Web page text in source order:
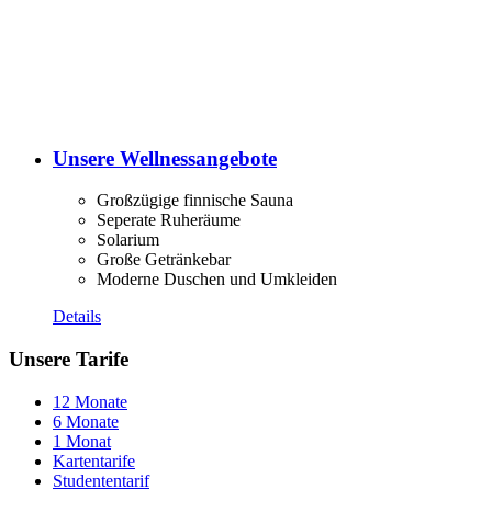
Unsere Wellnessangebote
Großzügige finnische Sauna
Seperate Ruheräume
Solarium
Große Getränkebar
Moderne Duschen und Umkleiden
Details
Unsere Tarife
12 Monate
6 Monate
1 Monat
Kartentarife
Studententarif